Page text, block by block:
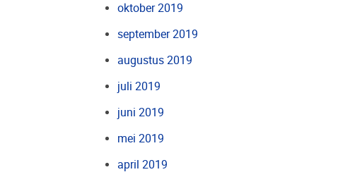
oktober 2019
september 2019
augustus 2019
juli 2019
juni 2019
mei 2019
april 2019